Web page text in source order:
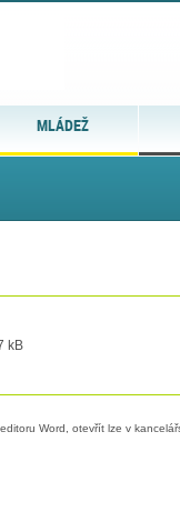
MLÁDEŽ
kB
Word, otevřít lze v